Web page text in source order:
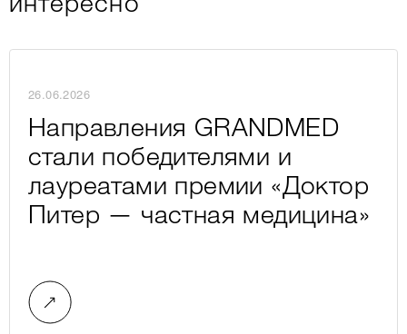
интересно
26.06.2026
Направления GRANDMED
стали победителями и
лауреатами премии «Доктор
Питер — частная медицина»